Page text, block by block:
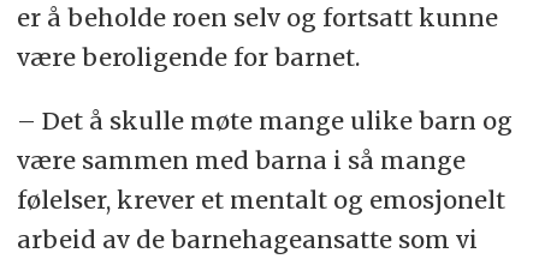
er å beholde roen selv og fortsatt kunne
være beroligende for barnet.
– Det å skulle møte mange ulike barn og
være sammen med barna i så mange
følelser, krever et mentalt og emosjonelt
arbeid av de barnehageansatte som vi